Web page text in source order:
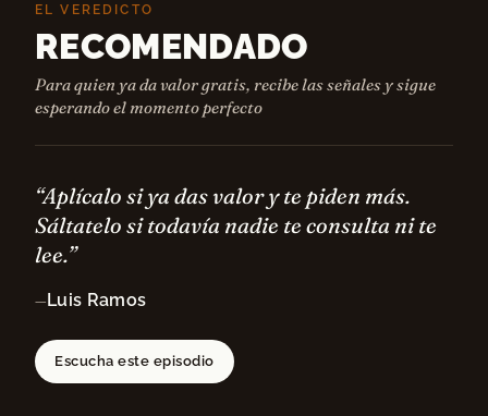
EL VEREDICTO
RECOMENDADO
Para quien ya da valor gratis, recibe las señales y sigue
esperando el momento perfecto
“Aplícalo si ya das valor y te piden más.
Sáltatelo si todavía nadie te consulta ni te
lee.”
— Luis Ramos
Escucha este episodio